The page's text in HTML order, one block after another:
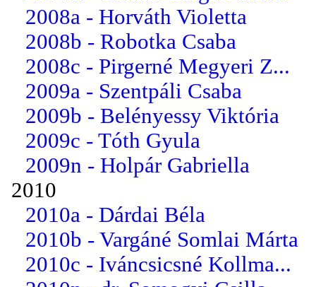
2008a - Horváth Violetta
2008b - Robotka Csaba
2008c - Pirgerné Megyeri Z...
2009a - Szentpáli Csaba
2009b - Belényessy Viktória
2009c - Tóth Gyula
2009n - Holpár Gabriella
2010
2010a - Dárdai Béla
2010b - Vargáné Somlai Márta
2010c - Iváncsicsné Kollma...